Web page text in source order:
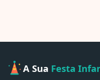
A Sua Festa